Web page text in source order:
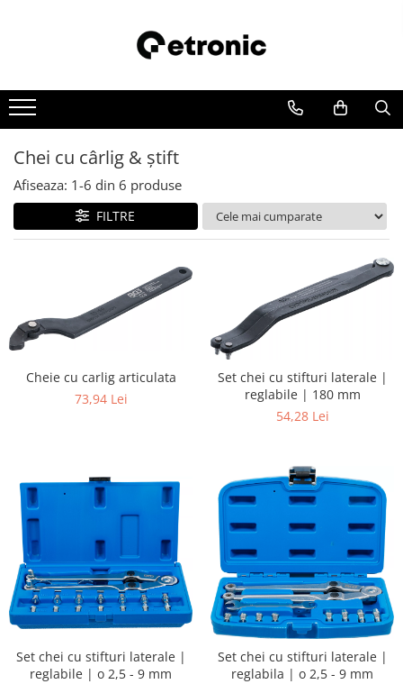
Chei cu cârlig & ştift
Afiseaza: 1-6 din 6 produse
FILTRE
Cheie cu carlig articulata
73,94 Lei
Set chei cu stifturi laterale |
reglabile | 180 mm
54,28 Lei
Set chei cu stifturi laterale |
reglabile | o 2,5 - 9 mm
Set chei cu stifturi laterale |
reglabila | o 2,5 - 9 mm